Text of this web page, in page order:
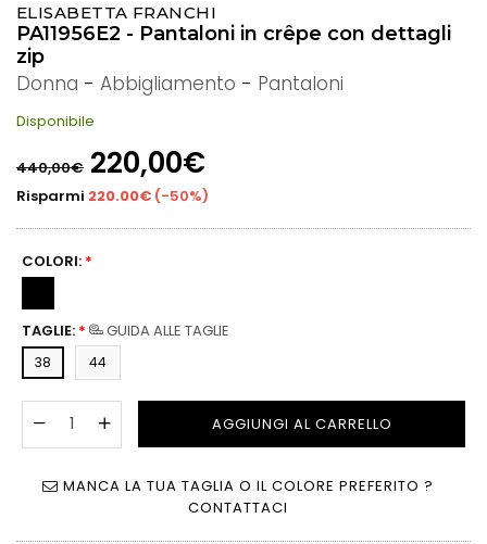
ELISABETTA FRANCHI
PA11956E2 - Pantaloni in crêpe con dettagli
zip
Donna - Abbigliamento - Pantaloni
Disponibile
di
listino
440,00€ 220,00€
Risparmi 220.00€ (-50%)
COLORI: *
TAGLIE: * GUIDA ALLE TAGLIE
38 44
AGGIUNGI AL CARRELLO
MANCA LA TUA TAGLIA O IL COLORE PREFERITO ?
CONTATTACI